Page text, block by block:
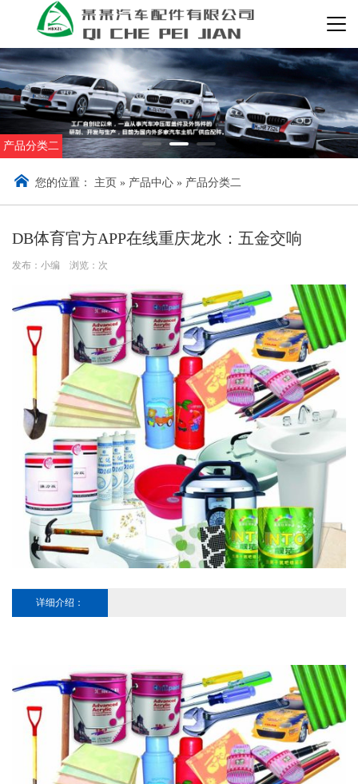
产品分类二
您的位置： 主页 » 产品中心 » 产品分类二
DB体育官方APP在线重庆龙水：五金交响
发布：小编 浏览： 次
详细介绍：